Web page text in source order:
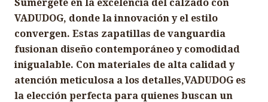
Sumérgete en la excelencia del calzado con
VADUDOG, donde la innovación y el estilo
convergen. Estas zapatillas de vanguardia
fusionan diseño contemporáneo y comodidad
inigualable. Con materiales de alta calidad y
atención meticulosa a los detalles,VADUDOG es
la elección perfecta para quienes buscan un